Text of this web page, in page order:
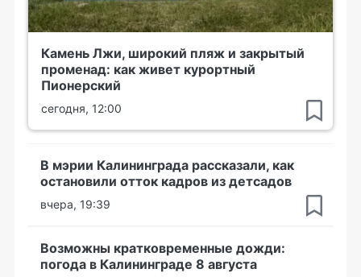
Камень Лжи, широкий пляж и закрытый
променад: как живет курортный
Пионерский
сегодня, 12:00
В мэрии Калининграда рассказали, как
остановили отток кадров из детсадов
вчера, 19:39
Возможны кратковременные дожди:
погода в Калининграде 8 августа